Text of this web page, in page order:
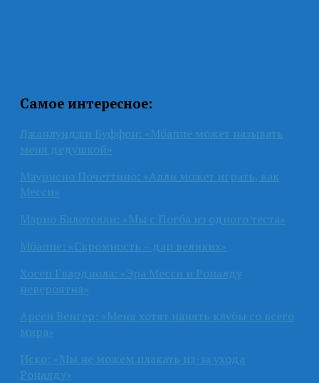
Самое интересное:
Джанлуиджи Буффон: «Мбаппе может называть
меня дедушкой»
Маурисио Почеттино: «Алли может играть, как
Месси»
Марио Балотелли: «Мы с Погба из одного теста»
Мбаппе: «Скромность – дар великих»
Хосеп Гвардиола: «Эра Месси и Роналду
невероятна»
Арсен Венгер: «Меня хотят нанять клубы со всего
мира»
Иско: «Мы не можем плакать из-за ухода
Роналду»